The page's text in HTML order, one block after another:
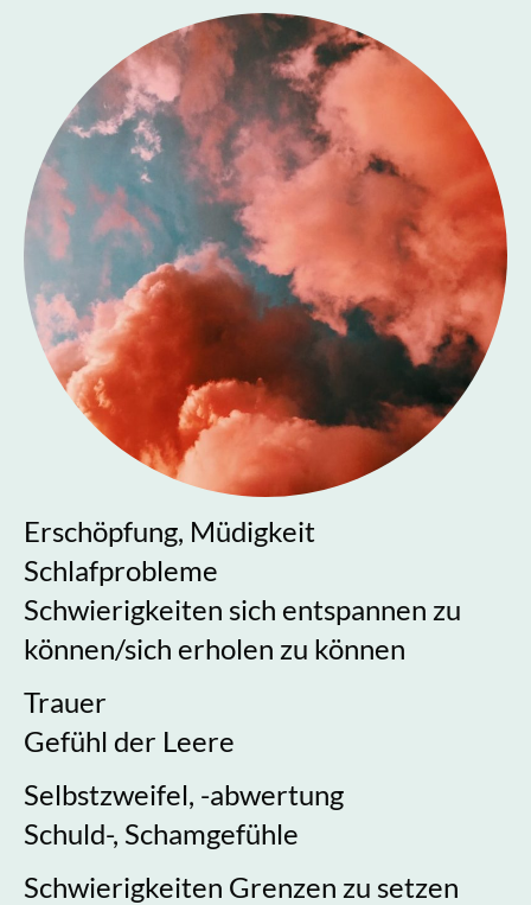
Erschöpfung, Müdigkeit
Schlafprobleme
Schwierigkeiten sich entspannen zu
können/sich erholen zu können
Trauer
Gefühl der Leere
Selbstzweifel, -abwertung
Schuld-, Schamgefühle
Schwierigkeiten Grenzen zu setzen